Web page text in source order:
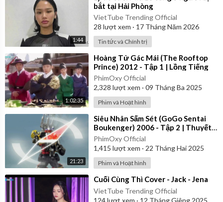
1:44
bắt tại Hải Phòng
VietTube Trending Official
28 lượt xem · 17 Tháng Năm 2026
Tin tức và Chính trị
1:02:35
⁣Hoàng Tử Gác Mái (The Rooftop
Prince) 2012 - Tập 1 | Lồng Tiếng
PhimOxy Official
2,328 lượt xem · 09 Tháng Ba 2025
Phim và Hoạt hình
21:23
⁣Siêu Nhân Sấm Sét (GoGo Sentai
Boukenger) 2006 - Tập 2 | Thuyết
Minh
PhimOxy Official
1,415 lượt xem · 22 Tháng Hai 2025
Phim và Hoạt hình
⁣Cuối Cùng Thì Cover - Jack - Jena
VietTube Trending Official
124lượt xem · 12 Tháng Giêng 2025